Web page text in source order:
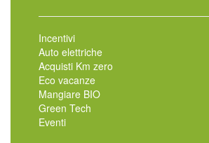
Incentivi
Auto elettriche
Acquisti Km zero
Eco vacanze
Mangiare BIO
Green Tech
Eventi